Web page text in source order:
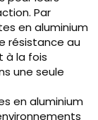
Par
en aluminium
résistance au
à la fois
une seule
en aluminium